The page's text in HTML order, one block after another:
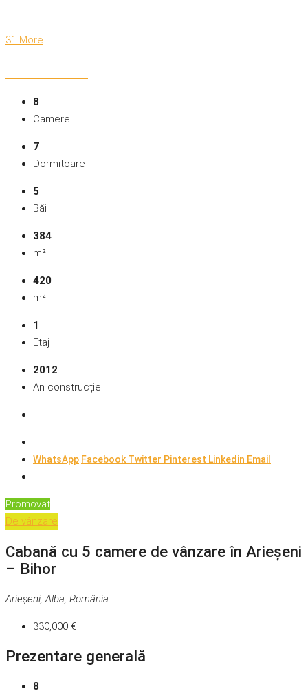
31 More
8
Camere
7
Dormitoare
5
Băi
384
m²
420
m²
1
Etaj
2012
An construcție
WhatsApp FacebookTwitter Pinterest Linkedin Email
Promovat
De vânzare
Cabană cu 5 camere de vânzare în Arieșeni
– Bihor
Arieșeni, Alba, România
330,000 €
Prezentare generală
8